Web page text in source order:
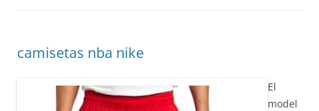
camisetas nba nike
El
model